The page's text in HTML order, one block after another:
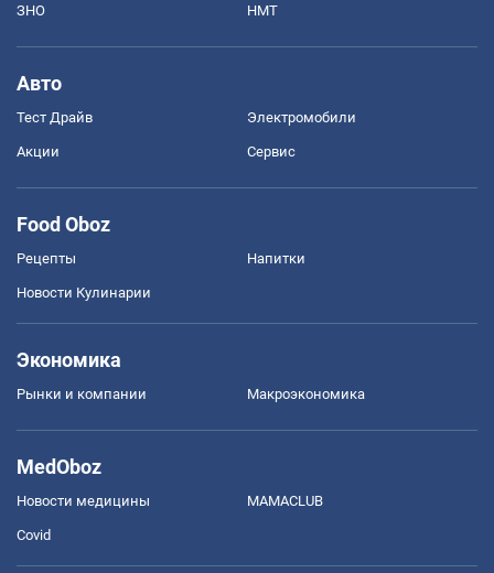
ЗНО НМТ
Авто
Тест Драйв Электромобили
Акции Сервис
Food Oboz
Рецепты Напитки
Новости Кулинарии
Экономика
Рынки и компании Mакроэкономика
MedOboz
Новости медицины MAMACLUB
Covid